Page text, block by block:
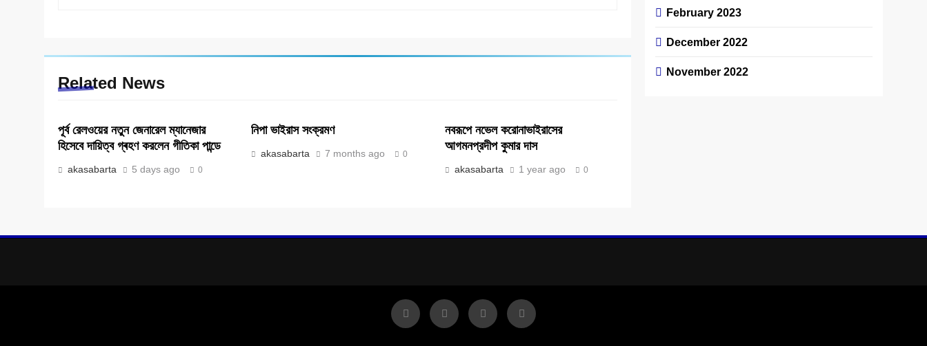
Related News
পূর্ব রেল‌ওয়ের নতুন জেনারেল ম্যানেজার
হিসেবে দায়িত্ব গ্ৰহণ করলেন গীতিকা পান্ডে
akasabarta 5 days ago 0
নিপা ভাইরাস সংক্রমণ
akasabarta 7 months ago 0
নবরূপে নভেল করোনাভাইরাসের
আগমনপ্রদীপ কুমার দাস
akasabarta 1 year ago 0
February 2023
December 2022
November 2022